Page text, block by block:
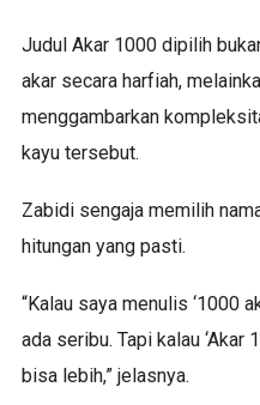
Judul Akar 1000 dipilih
akar secara harfiah,
menggambarkan
kayu tersebut.
Zabidi sengaja memilih
hitungan yang pasti.
“Kalau saya menulis ‘1000
ada seribu. Tapi kalau ‘Akar
bisa lebih,” jelasnya.